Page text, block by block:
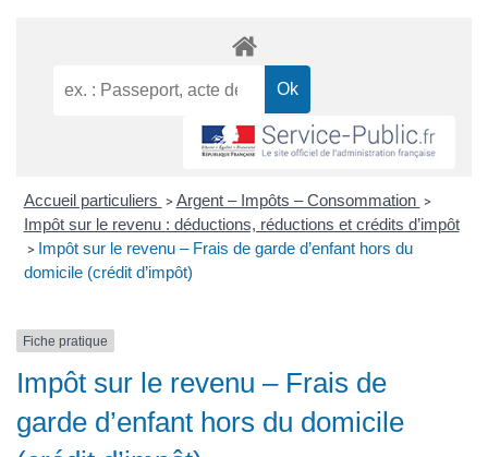
Accueil particuliers > Argent – Impôts – Consommation >
Impôt sur le revenu : déductions, réductions et crédits d’impôt
> Impôt sur le revenu – Frais de garde d’enfant hors du
domicile (crédit d’impôt)
Fiche pratique
Impôt sur le revenu – Frais de
garde d’enfant hors du domicile